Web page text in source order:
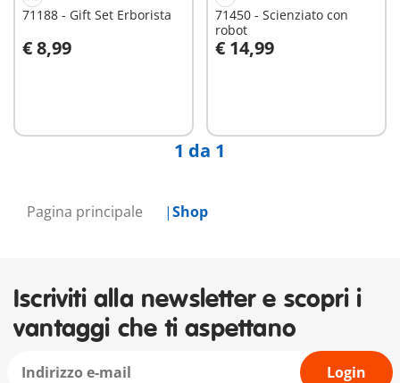
Pagina principale Shop
71188 - Gift Set Erborista
€ 8,99
71450 - Scienziato con
robot
€ 14,99
1 da 1
Iscriviti alla newsletter e scopri i
vantaggi che ti aspettano
Login